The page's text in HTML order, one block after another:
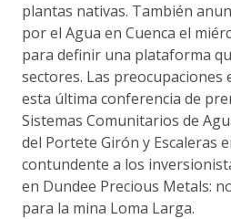
plantas nativas. También
por el Agua en Cuenca el
para definir una plataforma
sectores. Las preocupaciones
esta última conferencia de
Sistemas Comunitarios de
del Portete Girón y Escaleras
contundente a los
en Dundee Precious Metals:
para la mina Loma Larga.